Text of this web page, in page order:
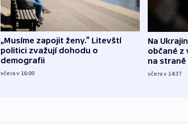
„Musíme zapojit ženy.“ Litevští
politici zvažují dohodu o
demografii
včera v 16:00
Na
občané z
na straně
včera v 14:37